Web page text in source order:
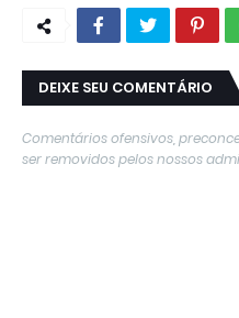
DEIXE SEU COMENTÁRIO
Comentários ofensivos,
ser removidos pelos nossos